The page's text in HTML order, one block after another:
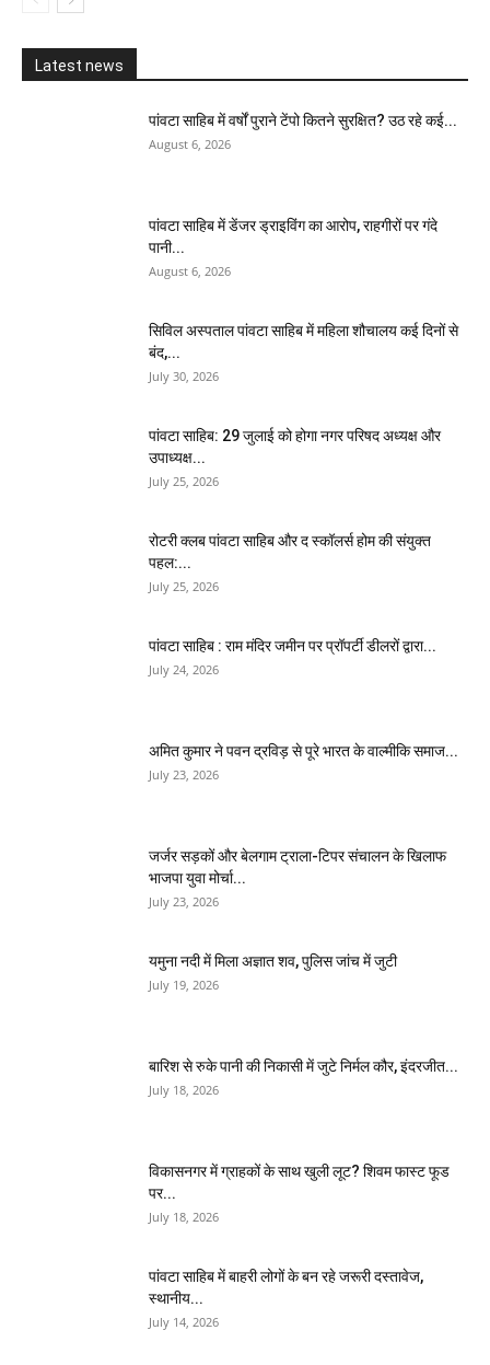
Latest news
पांवटा साहिब में वर्षों पुराने टेंपो कितने सुरक्षित? उठ रहे कई...
August 6, 2026
पांवटा साहिब में डेंजर ड्राइविंग का आरोप, राहगीरों पर गंदे
पानी...
August 6, 2026
सिविल अस्पताल पांवटा साहिब में महिला शौचालय कई दिनों से
बंद,...
July 30, 2026
पांवटा साहिब: 29 जुलाई को होगा नगर परिषद अध्यक्ष और
उपाध्यक्ष...
July 25, 2026
​रोटरी क्लब पांवटा साहिब और द स्कॉलर्स होम की संयुक्त
पहल:...
July 25, 2026
पांवटा साहिब : राम मंदिर जमीन पर प्रॉपर्टी डीलरों द्वारा...
July 24, 2026
अमित कुमार ने पवन द्रविड़ से पूरे भारत के वाल्मीकि समाज...
July 23, 2026
जर्जर सड़कों और बेलगाम ट्राला-टिपर संचालन के खिलाफ
भाजपा युवा मोर्चा...
July 23, 2026
यमुना नदी में मिला अज्ञात शव, पुलिस जांच में जुटी
July 19, 2026
बारिश से रुके पानी की निकासी में जुटे निर्मल कौर, इंदरजीत...
July 18, 2026
विकासनगर में ग्राहकों के साथ खुली लूट? शिवम फास्ट फूड
पर...
July 18, 2026
पांवटा साहिब में बाहरी लोगों के बन रहे जरूरी दस्तावेज,
स्थानीय...
July 14, 2026